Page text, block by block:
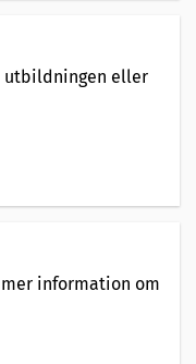
utbildningen eller
information om